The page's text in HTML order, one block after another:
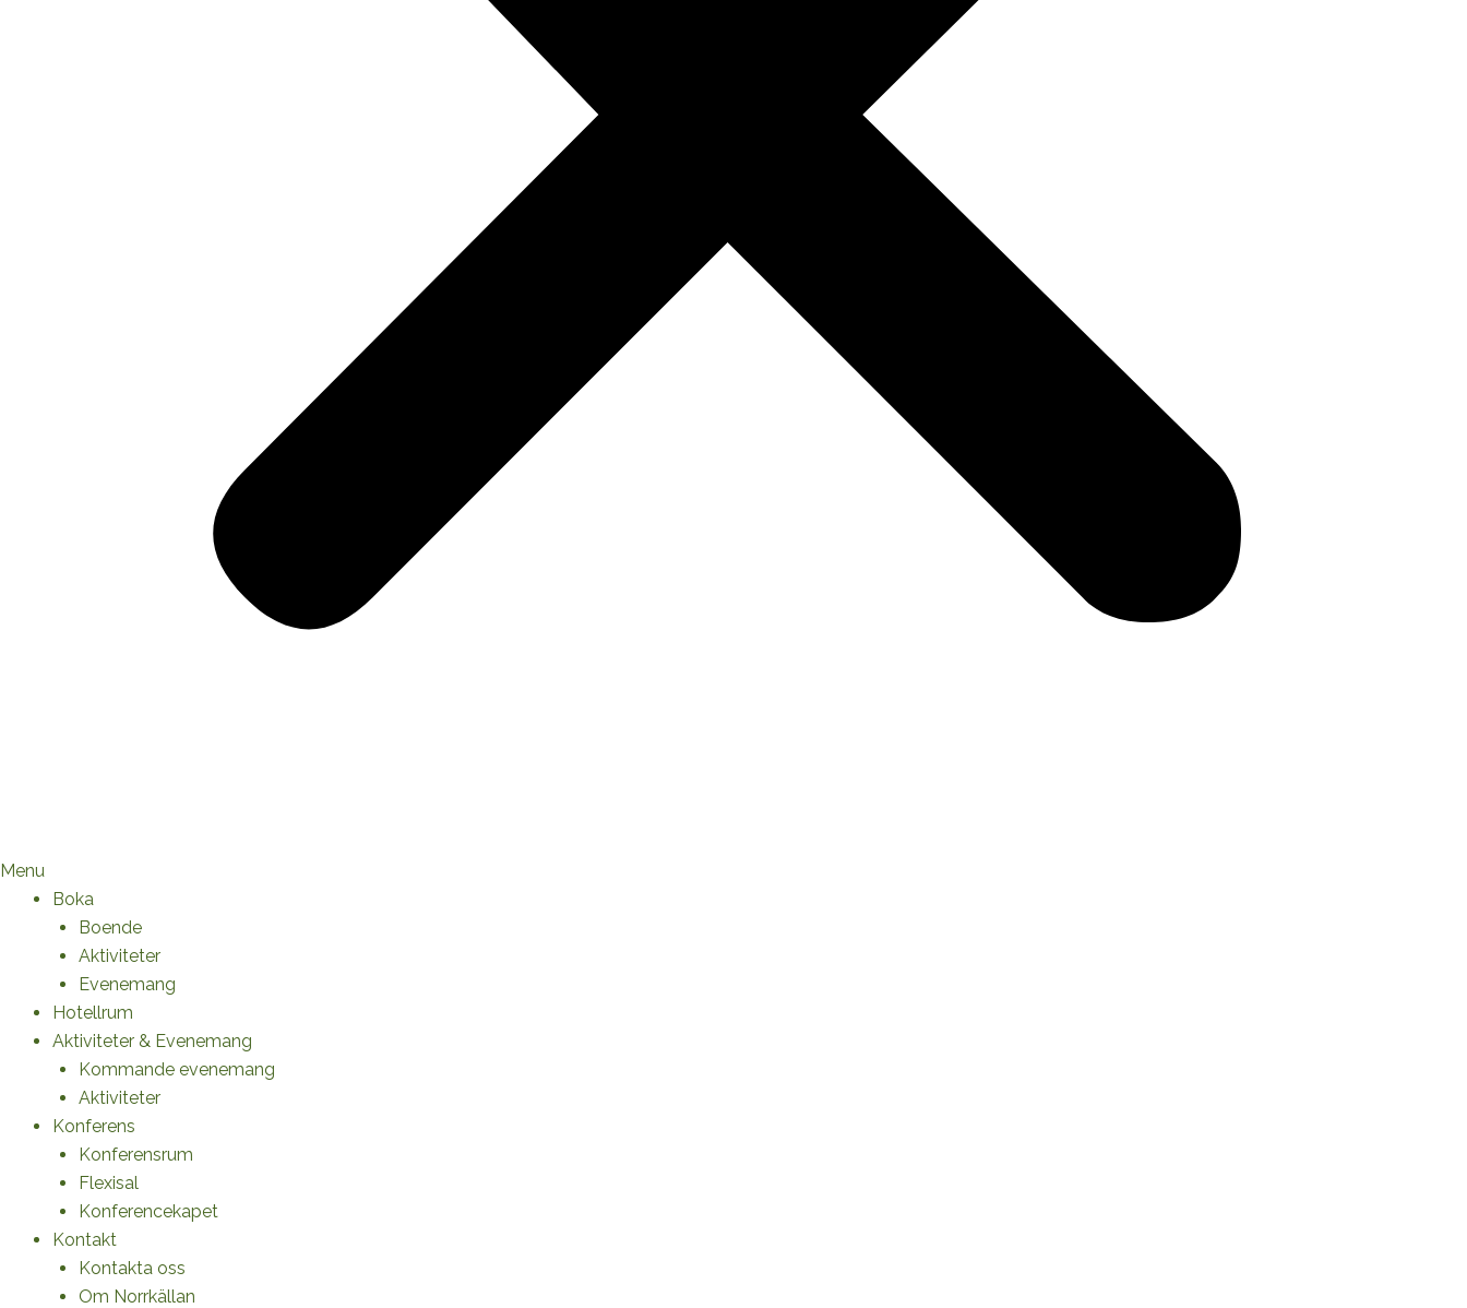
Menu
Boka
Boende
Aktiviteter
Evenemang
Hotellrum
Aktiviteter & Evenemang
Kommande evenemang
Aktiviteter
Konferens
Konferensrum
Flexisal
Konferencekapet
Kontakt
Kontakta oss
Om Norrkällan